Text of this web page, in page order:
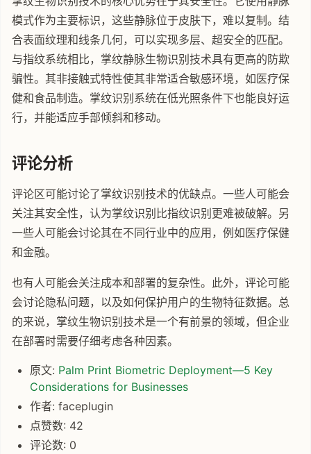
模式作为主要标识，这些静脉位于皮肤下，难以复制。结
合表面纹理和线条几何，可以实现多层、超安全的匹配。
与指纹系统相比，掌纹静脉生物识别技术具有更高的防欺
骗性。其非接触式特性使其非常适合敏感环境，如医疗保
健和食品制造。掌纹识别系统在低光照条件下也能良好运
行，并能适应手部倾斜和移动。
评论分析
评论区可能讨论了掌纹识别技术的优缺点。一些人可能会
关注其安全性，认为掌纹识别比指纹识别更难被破解。另
一些人可能会讨论其在不同行业中的应用，例如医疗保健
和金融。
也有人可能会关注成本和部署的复杂性。此外，评论可能
会讨论隐私问题，以及如何保护用户的生物特征数据。总
的来说，掌纹生物识别技术是一个有前景的领域，但企业
在部署时需要仔细考虑各种因素。
原文: Palm Print Biometric Deployment—5 Key
Considerations for Businesses
作者: faceplugin
点赞数: 42
评论数: 0